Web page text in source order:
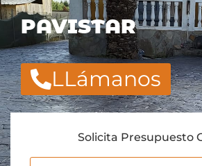
PAVISTAR
LLámanos
Solicita Presupuesto